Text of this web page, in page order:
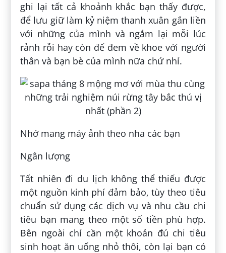
ghi lại tất cả khoảnh khắc bạn thấy được,
để lưu giữ làm kỷ niệm thanh xuân gắn liền
với những của mình và ngắm lại mỗi lúc
rảnh rỗi hay còn để đem về khoe với người
thân và bạn bè của mình nữa chứ nhỉ.
Nhớ mang máy ảnh theo nha các bạn
Ngân lượng
Tất nhiên đi du lịch không thể thiếu được
một nguồn kinh phí đảm bảo, tùy theo tiêu
chuẩn sử dụng các dịch vụ và nhu cầu chi
tiêu bạn mang theo một số tiền phù hợp.
Bên ngoài chỉ cần một khoản đủ chi tiêu
sinh hoạt ăn uống nhỏ thôi, còn lại bạn có